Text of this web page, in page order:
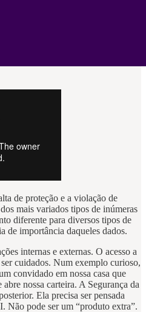
de proteção e a violação de
mais variados tipos de inúmeras
diferente para diversos tipos de
de importância daqueles dados.
internas e externas. O acesso a
cuidados. Num exemplo curioso,
convidado em nossa casa que
nossa carteira. A Segurança da
Ela precisa ser pensada
Não pode ser um “produto extra”.